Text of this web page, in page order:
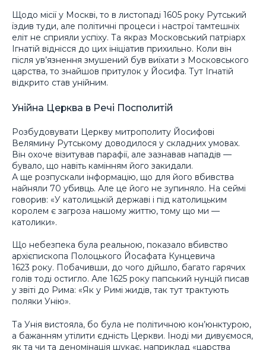
Щодо місії у Москві, то в листопаді 1605 року Рутський
їздив туди, але політичні процеси і настрої тамтешніх
еліт не сприяли успіху. Та якраз Московський патріарх
Ігнатій віднісся до цих ініціатив прихильно. Коли він
після ув’язнення змушений був виїхати з Московського
царства, то знайшов притулок у Йосифа. Тут Ігнатій
відкрито став унійним.
Унійна Церква в Речі Посполитій
Розбудовувати Церкву митрополиту Йосифові
Велямину Рутському доводилося у складних умовах.
Він охоче візитував парафії, але зазнавав нападів —
бувало, що навіть камінням його закидали.
А ще розпускали інформацію, що для його вбивства
найняли 70 убивць. Але це його не зупиняло. На сеймі
говорив: «У католицькій державі і під католицьким
королем є загроза нашому життю, тому що ми —
католики».
Що небезпека була реальною, показало вбивство
архієпископа Полоцького Йосафата Кунцевича
1623 року. Побачивши, до чого дійшло, багато гарячих
голів тоді остигло. Але 1625 року папський нунцій писав
у звіті до Рима: «Як у Римі жидів, так тут трактують
поляки Унію».
Та Унія вистояла, бо була не політичною кон’юнктурою,
а бажанням утілити єдність Церкви. Іноді ми дивуємося,
як та чи та деномінація шукає, наприклад «царства